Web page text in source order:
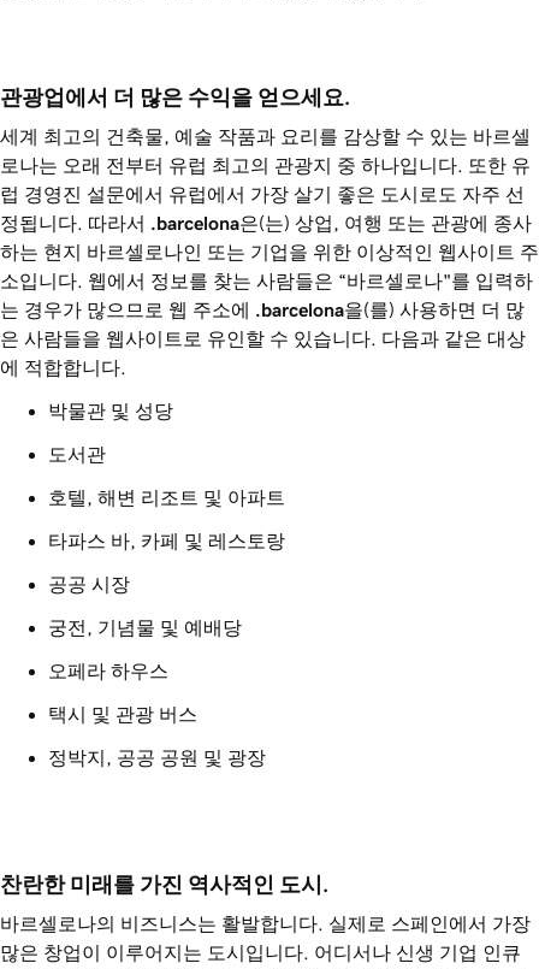
관광업에서 더 많은 수익을 얻으세요.
세계 최고의 건축물, 예술 작품과 요리를 감상할 수 있는 바르셀
로나는 오래 전부터 유럽 최고의 관광지 중 하나입니다. 또한 유
럽 경영진 설문에서 유럽에서 가장 살기 좋은 도시로도 자주 선
정됩니다. 따라서 .barcelona은(는) 상업, 여행 또는 관광에 종사
하는 현지 바르셀로나인 또는 기업을 위한 이상적인 웹사이트 주
소입니다. 웹에서 정보를 찾는 사람들은 “바르셀로나"를 입력하
는 경우가 많으므로 웹 주소에
.barcelona을(를) 사용하면 더 많
은 사람들을 웹사이트로 유인할 수 있습니다. 다음과 같은 대상
에 적합합니다.
박물관 및 성당
도서관
호텔, 해변 리조트 및 아파트
타파스 바, 카페 및 레스토랑
공공 시장
궁전, 기념물 및 예배당
오페라 하우스
택시 및 관광 버스
정박지, 공공 공원 및 광장
찬란한 미래를 가진 역사적인 도시.
바르셀로나의 비즈니스는 활발합니다. 실제로 스페인에서 가장
많은 창업이 이루어지는 도시입니다. 어디서나 신생 기업 인큐